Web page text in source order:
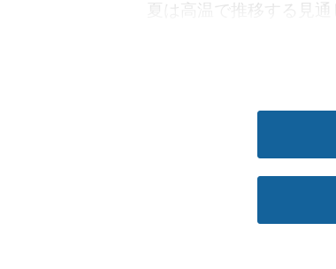
夏は高温で推移する見